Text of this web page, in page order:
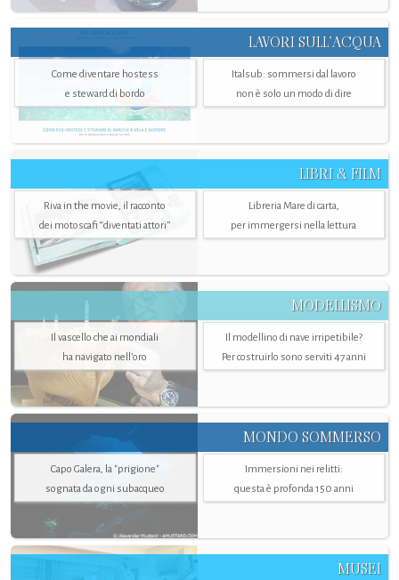
LAVORI SULL’ACQUA
Come diventare hostess
e steward di bordo
Italsub: sommersi dal lavoro
non è solo un modo di dire
LIBRI & FILM
Riva in the movie, il racconto
dei motoscafi “diventati attori”
Libreria Mare di carta,
per immergersi nella lettura
MODELLISMO
Il vascello che ai mondiali
ha navigato nell’oro
Il modellino di nave irripetibile?
Per costruirlo sono serviti 47 anni
MONDO SOMMERSO
Capo Galera, la "prigione"
sognata da ogni subacqueo
Immersioni nei relitti:
questa è profonda 150 anni
MUSEI